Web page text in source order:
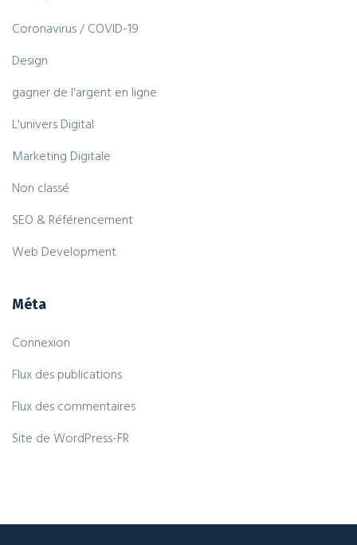
Coronavirus / COVID-19
Design
gagner de l'argent en ligne
L'univers Digital
Marketing Digitale
Non classé
SEO & Référencement
Web Development
Méta
Connexion
Flux des publications
Flux des commentaires
Site de WordPress-FR